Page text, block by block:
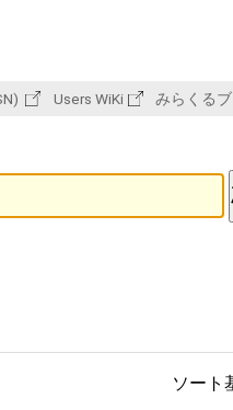
Users WiKi みらくる
ソート